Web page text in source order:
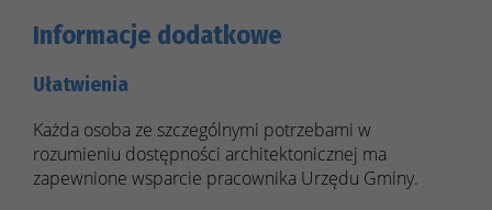
Informacje dodatkowe
Ułatwienia
Każda osoba ze szczególnymi potrzebami w
rozumieniu dostępności architektonicznej ma
zapewnione wsparcie pracownika Urzędu Gminy.